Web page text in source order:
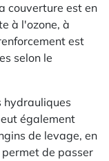
couverture est en
à l'ozone, à
est
selon le
hydrauliques
également
de levage, en
de passer